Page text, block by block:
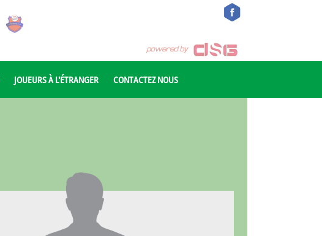
JOUEURS À L'ÉTRANGER CONTACTEZ NOUS